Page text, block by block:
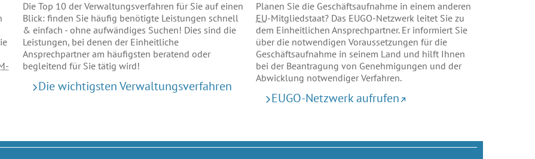
Die Top 10 der Verwaltungsverfahren für Sie auf einen
Blick: finden Sie häufig benötigte Leistungen schnell
& einfach - ohne aufwändiges Suchen! Dies sind die
Leistungen, bei denen der Einheitliche
Ansprechpartner am häufigsten beratend oder
begleitend für Sie tätig wird!
Die wichtigsten Verwaltungsverfahren
Planen Sie die Geschäftsaufnahme in einem anderen
EU-Mitgliedstaat? Das EUGO-Netzwerk leitet Sie zu
dem Einheitlichen Ansprechpartner. Er informiert Sie
über die notwendigen Voraussetzungen für die
Geschäftsaufnahme in seinem Land und hilft Ihnen
bei der Beantragung von Genehmigungen und der
Abwicklung notwendiger Verfahren.
EUGO-Netzwerk aufrufen